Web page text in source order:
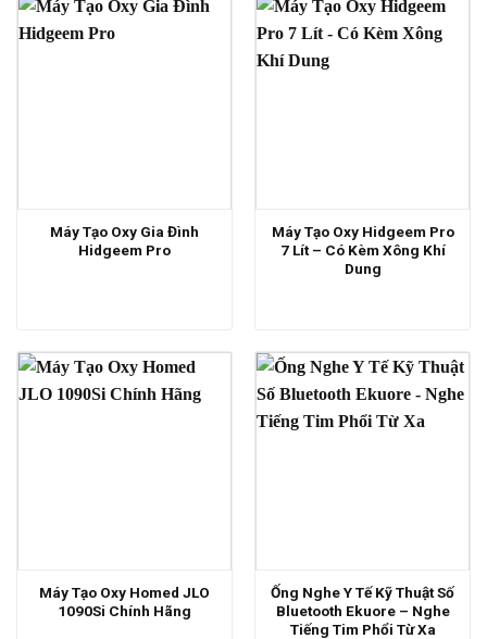
Máy Tạo Oxy Gia Đình
Hidgeem Pro
Máy Tạo Oxy Hidgeem Pro
7 Lít – Có Kèm Xông Khí
Dung
Máy Tạo Oxy Homed JLO
1090Si Chính Hãng
Ống Nghe Y Tế Kỹ Thuật Số
Bluetooth Ekuore – Nghe
Tiếng Tim Phổi Từ Xa